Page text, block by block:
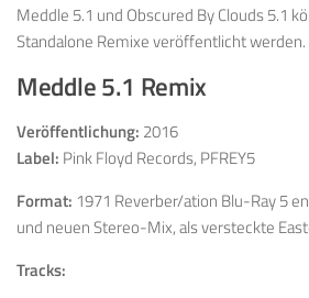
Meddle 5.1 und Obscured By Clouds 5.1
Standalone Remixe veröffentlicht werden.
Meddle 5.1 Remix
Veröffentlichung: 2016
Label: Pink Floyd Records, PFREY5
Format: 1971 Reverber/ation Blu-Ray 5
und neuen Stereo-Mix, als versteckte
Tracks: